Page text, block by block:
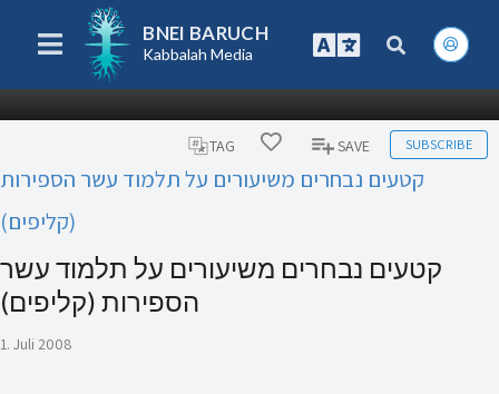
BNEI BARUCH
Kabbalah Media
TAG SAVE SUBSCRIBE
קטעים נבחרים משיעורים על תלמוד עשר הספירות
(קליפים)
קטעים נבחרים משיעורים על תלמוד עשר
הספירות (קליפים)
1. Juli 2008